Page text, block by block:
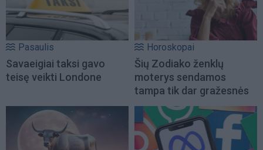
Pasaulis
Savaeigiai taksi gavo
teisę veikti Londone
Horoskopai
Šių Zodiako ženklų
moterys sendamos
tampa tik dar gražesnės